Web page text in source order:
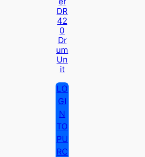
DR
42
0
Dr
Um
Un
It
LO
GI
N
TO
PU
RC